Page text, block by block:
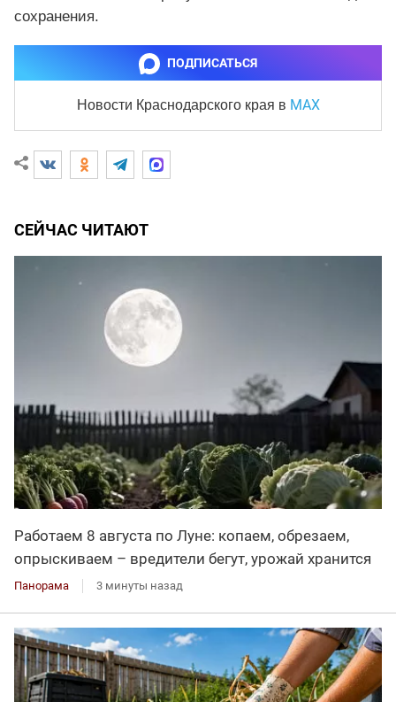
сохранения.
ПОДПИСАТЬСЯ
Новости Краснодарского края в MAX
СЕЙЧАС ЧИТАЮТ
Работаем 8 августа по Луне: копаем, обрезаем,
опрыскиваем – вредители бегут, урожай хранится
Панорама 3 минуты назад